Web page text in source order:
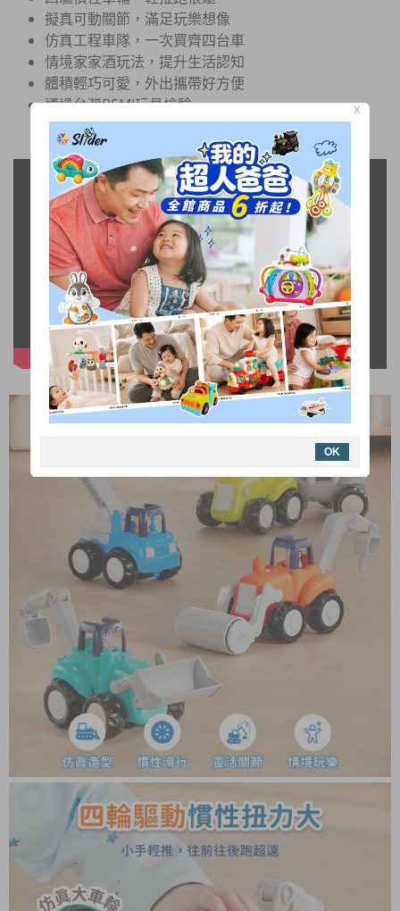
擬真可動關節，滿足玩樂想像
仿真工程車隊，一次買齊四台車
情境家家酒玩法，提升生活認知
體積輕巧可愛，外出攜帶好方便
通過台灣BSMI玩具檢驗
X
OK